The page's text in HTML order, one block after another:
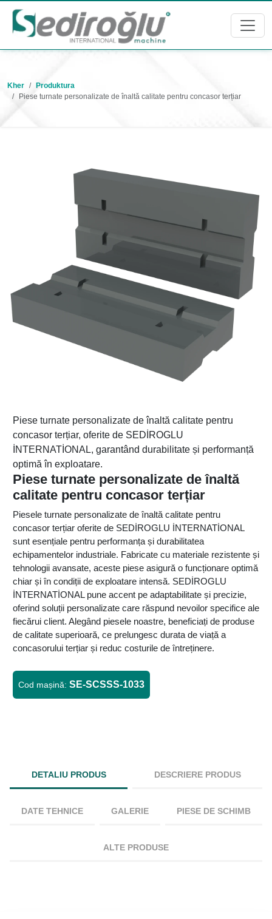
Kher
Produktura
Piese turnate personalizate de înaltă calitate pentru concasor terțiar
Piese turnate personalizate de înaltă calitate pentru
concasor terțiar, oferite de SEDİROGLU
İNTERNATİONAL, garantând durabilitate și performanță
optimă în exploatare.
Piese turnate personalizate de înaltă
calitate pentru concasor terțiar
Piesele turnate personalizate de înaltă calitate pentru
concasor terțiar oferite de SEDİROGLU İNTERNATİONAL
sunt esențiale pentru performanța și durabilitatea
echipamentelor industriale. Fabricate cu materiale rezistente și
tehnologii avansate, aceste piese asigură o funcționare optimă
chiar și în condiții de exploatare intensă. SEDİROGLU
İNTERNATİONAL pune accent pe adaptabilitate și precizie,
oferind soluții personalizate care răspund nevoilor specifice ale
fiecărui client. Alegând piesele noastre, beneficiați de produse
de calitate superioară, ce prelungesc durata de viață a
concasorului terțiar și reduc costurile de întreținere.
Cod mașină: SE-SCSSS-1033
DETALIU PRODUS DESCRIERE PRODUS
DATE TEHNICE GALERIE PIESE DE SCHIMB
ALTE PRODUSE